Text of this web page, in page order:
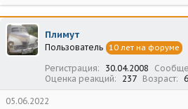
а
к
ц
и
и
Плимут
Пользователь 10 лет на форуме
Регистрация 30.04.2008
Оценка реакций
237 Возраст
05.06.2022